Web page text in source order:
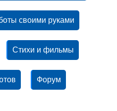
своими руками
Стихи и фильмы
Форум